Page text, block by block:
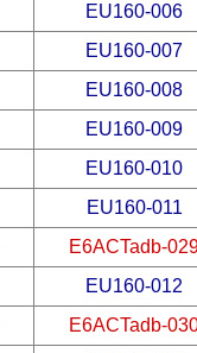
EU160-006
EU160-007
EU160-008
EU160-009
EU160-010
EU160-011
E6ACTadb-
EU160-012
E6ACTadb-